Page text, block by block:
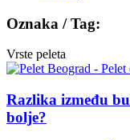
Oznaka / Tag:
Vrste peleta
Razlika između
bolje?